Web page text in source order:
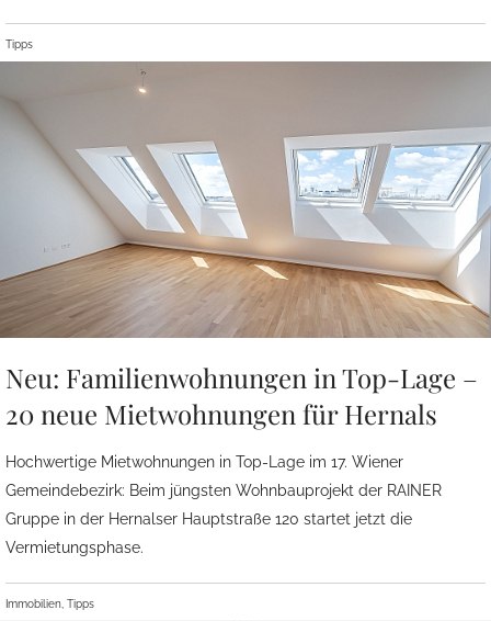
Tipps
Neu: Familienwohnungen in Top-Lage –
20 neue Mietwohnungen für Hernals
Hochwertige Mietwohnungen in Top-Lage im 17. Wiener
Gemeindebezirk: Beim jüngsten Wohnbauprojekt der RAINER
Gruppe in der Hernalser Hauptstraße 120 startet jetzt die
Vermietungsphase.
Immobilien, Tipps